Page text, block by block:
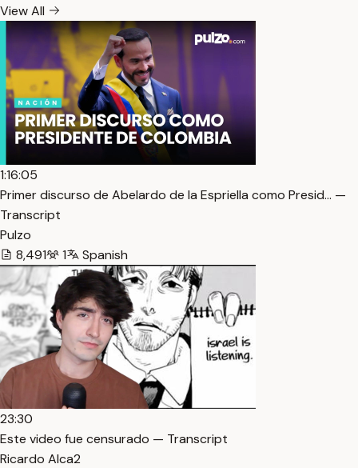
View All
1:16:05
Primer discurso de Abelardo de la Espriella como Presid… —
Transcript
Pulzo
8,491
1 Spanish
23:30
Este video fue censurado — Transcript
Ricardo Alca2